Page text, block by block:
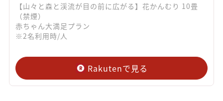
【山々と森と渓流が目の前に広がる】花かんむり 10畳
（禁煙）
赤ちゃん大満足プラン
※2名利用時/人
Rakutenで見る